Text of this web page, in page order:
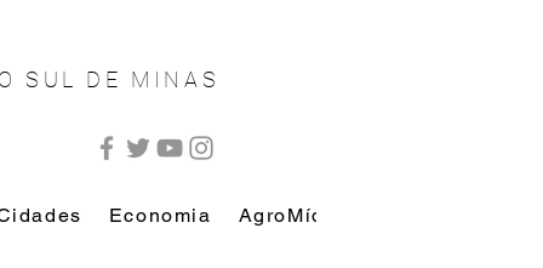
SUL DE MINAS
Economia AgroMídia